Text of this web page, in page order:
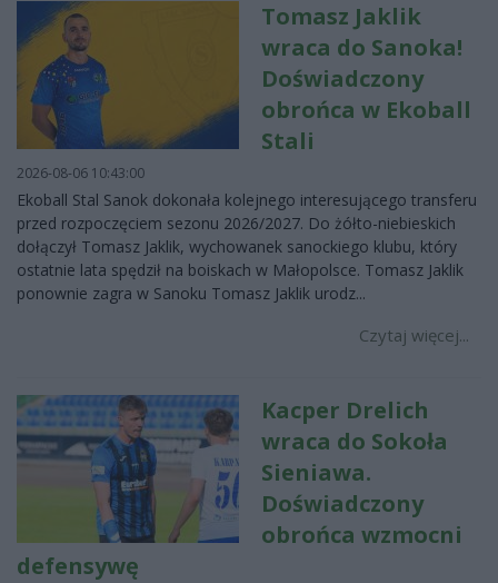
Tomasz Jaklik
wraca do Sanoka!
Doświadczony
obrońca w Ekoball
Stali
2026-08-06 10:43:00
Ekoball Stal Sanok dokonała kolejnego interesującego transferu
przed rozpoczęciem sezonu 2026/2027. Do żółto-niebieskich
dołączył Tomasz Jaklik, wychowanek sanockiego klubu, który
ostatnie lata spędził na boiskach w Małopolsce. Tomasz Jaklik
ponownie zagra w Sanoku Tomasz Jaklik urodz...
Czytaj więcej...
Kacper Drelich
wraca do Sokoła
Sieniawa.
Doświadczony
obrońca wzmocni
defensywę